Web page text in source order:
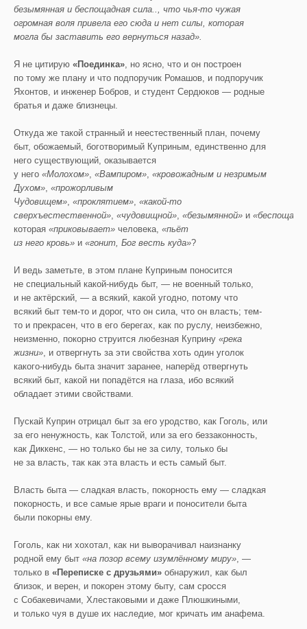
безымянная и беспощадная сила.., что чья-то чужая
огромная воля привела его сюда и нет силы, которая
могла бы заставить его вернуться назад».
Я не цитирую «Поединка», но ясно, что и он построен
по тому же плану и что подпоручик Ромашов, и подпоручик
Яхонтов, и инженер Бобров, и студент Сердюков — родные
братья и даже близнецы.
Откуда же такой странный и неестественный план, почему
быт, обожаемый, боготворимый Куприным, единственно для
него существующий, оказывается
у него «Молохом», «Вампиром», «кровожадным и незримым
Духом», «прожорливым
Чудовищем», «проклятием», «какой-то
сверхъестественной», «чудовищной», «безымянной» и
которая «приковывает» человека, «пьёт
из него кровь» и «гонит, Бог весть куда»?
И ведь заметьте, в этом плане Куприным поносится
не специальный какой-нибудь быт, — не военный только,
и не актёрский, — а всякий, какой угодно, потому что
всякий быт тем-то и дорог, что он сила, что он власть; тем-
то и прекрасен, что в его берегах, как по руслу, неизбежно,
неизменно, покорно струится любезная Куприну «река
жизни», и отвергнуть за эти свойства хоть один уголок
какого-нибудь быта значит заранее, наперёд отвергнуть
всякий быт, какой ни попадётся на глаза, ибо всякий
обладает этими свойствами.
Пускай Куприн отрицал быт за его уродство, как Гоголь, или
за его ненужность, как Толстой, или за его беззаконность,
как Диккенс, — но только бы не за силу, только бы
не за власть, так как эта власть и есть самый быт.
Власть быта — сладкая власть, покорность ему — сладкая
покорность, и все самые ярые враги и поносители быта
были покорны ему.
Гоголь, как ни хохотал, как ни выворачивал наизнанку
родной ему быт «на позор всему изумлённому миру», —
только в «Переписке с друзьями» обнаружил, как был
близок, и верен, и покорен этому быту, сам сросся
с Собакевичами, Хлестаковыми и даже Плюшкиными,
и только чуя в душе их наследие, мог кричать им анафема.